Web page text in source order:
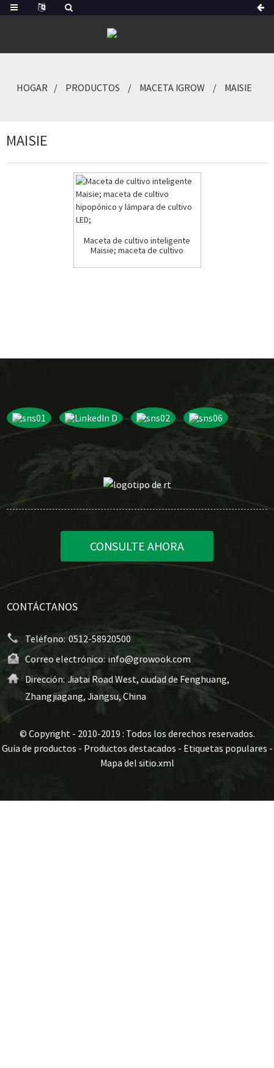
HOGAR PRODUCTOS MACETA IGROW MAISIE
MAISIE
Maceta de cultivo inteligente
Maisie; maceta de cultivo
CONSULTE AHORA
CONTÁCTANOS
Teléfono: 0512-58920500
Correo electrónico: info@growook.com
Dirección: Jiatai Road West, ciudad de Fenghuang,
Zhangjiagang, Jiangsu, China
© Copyright - 2010-2019 : Todos los derechos reservados.
Guía de productos - Productos destacados - Etiquetas populares -
Mapa del sitio.xml